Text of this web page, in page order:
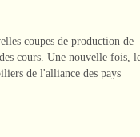
coupes de production de
cours. Une nouvelle fois,
de l'alliance des pays